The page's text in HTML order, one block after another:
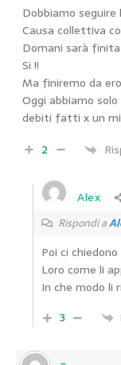
Dobbiamo seguire
Causa collettiva
Domani sarà
Si !!
Ma finiremo da
Oggi abbiamo
debiti fatti x un
2
Alex
Rispondi a
Poi ci
Loro come li
In che modo li
3